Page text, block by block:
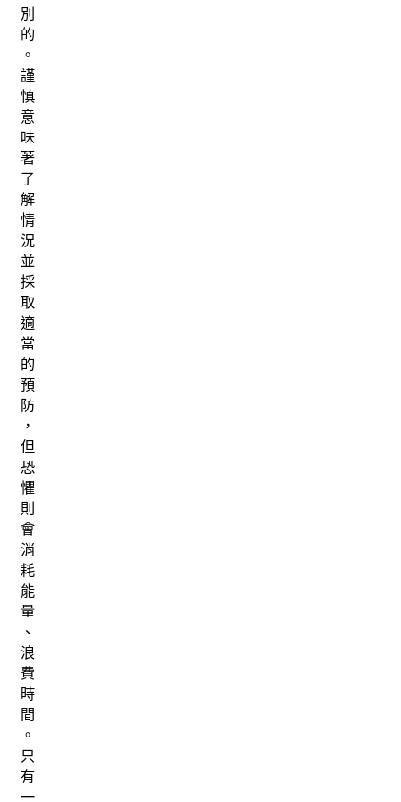
別
的
。
謹
慎
意
味
著
了
解
情
況
並
採
取
適
當
的
預
防
，
但
恐
懼
則
會
消
耗
能
量
、
浪
費
時
間
。
只
有
一